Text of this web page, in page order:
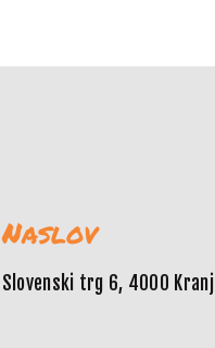
Naslov
Slovenski trg 6, 4000 Kranj